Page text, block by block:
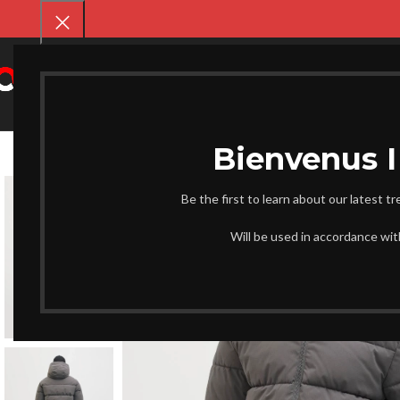
Be the first to learn about our latest
Will be used in accordance